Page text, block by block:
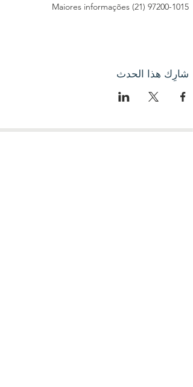
Maiores informações (21) 97200-1015
شارِك هذا الحدث